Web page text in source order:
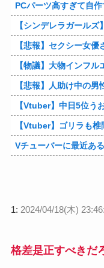
PCパーツ高すぎて自
【シンデレラガールズ】百鬼
【悲報】セクシー女優さん「大
【物議】大物インフルエンサー「喫
【悲報】人助け中の男性を「犯
【Vtuber】中日5位う
【Vtuber】ゴリラも
Vチューバーに最近あ
1: 2024/04/18(木)
格差是正すべきだ